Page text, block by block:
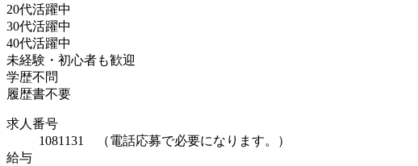
20代活躍中
30代活躍中
40代活躍中
未経験・初心者も歓迎
学歴不問
履歴書不要
求人番号
1081131 （電話応募で必要になります。）
給与